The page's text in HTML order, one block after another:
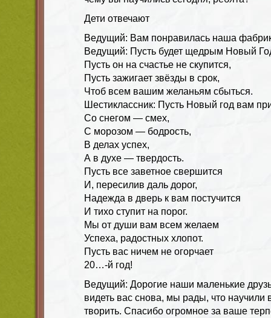
Дети отвечают
Ведущий: Вам понравилась наша
Ведущий: Пусть будет щедрым Новый
Пусть он на счастье не скупится,
Пусть зажигает звёзды в срок,
Чтоб всем вашим желаньям сбыться.
Шестиклассник: Пусть Новый год вам
Со снегом — смех,
С морозом — бодрость,
В делах успех,
А в духе — твердость.
Пусть все заветное свершится
И, пересилив даль дорог,
Надежда в дверь к вам постучится
И тихо ступит на порог.
Мы от души вам всем желаем
Успеха, радостных хлопот.
Пусть вас ничем не огорчает
20…-й год!
Ведущий: Дорогие наши маленькие
видеть вас снова, мы рады, что научили
творить. Спасибо огромное за ваше